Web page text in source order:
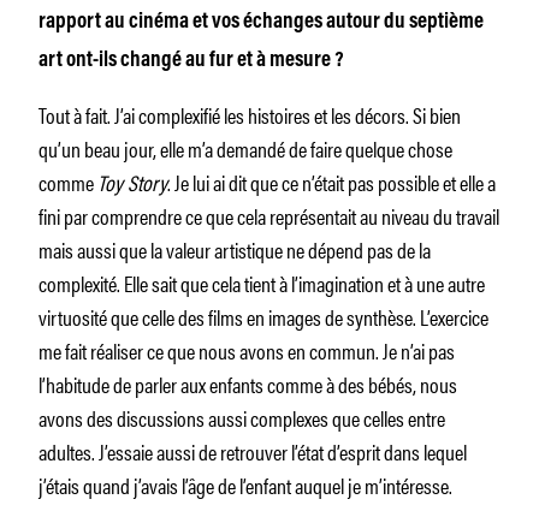
rapport au cinéma et vos échanges autour du septième
art ont-ils changé au fur et à mesure ?
Tout à fait. J’ai complexifié les histoires et les décors. Si bien
qu’un beau jour, elle m’a demandé de faire quelque chose
comme Toy Story. Je lui ai dit que ce n’était pas possible et elle a
fini par comprendre ce que cela représentait au niveau du travail
mais aussi que la valeur artistique ne dépend pas de la
complexité. Elle sait que cela tient à l’imagination et à une autre
virtuosité que celle des films en images de synthèse. L’exercice
me fait réaliser ce que nous avons en commun. Je n’ai pas
l’habitude de parler aux enfants comme à des bébés, nous
avons des discussions aussi complexes que celles entre
adultes. J’essaie aussi de retrouver l’état d’esprit dans lequel
j’étais quand j’avais l’âge de l’enfant auquel je m’intéresse.